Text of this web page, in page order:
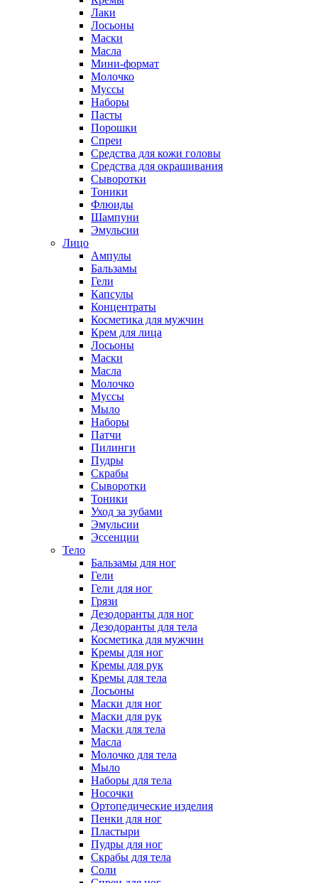
Лаки
Лосьоны
Маски
Масла
Мини-формат
Молочко
Муссы
Наборы
Пасты
Порошки
Спреи
Средства для кожи головы
Средства для окрашивания
Сыворотки
Тоники
Флюиды
Шампуни
Эмульсии
Лицо
Ампулы
Бальзамы
Гели
Капсулы
Концентраты
Косметика для мужчин
Крем для лица
Лосьоны
Маски
Масла
Молочко
Муссы
Мыло
Наборы
Патчи
Пилинги
Пудры
Скрабы
Сыворотки
Тоники
Уход за зубами
Эмульсии
Эссенции
Тело
Бальзамы для ног
Гели
Гели для ног
Грязи
Дезодоранты для ног
Дезодоранты для тела
Косметика для мужчин
Кремы для ног
Кремы для рук
Кремы для тела
Лосьоны
Маски для ног
Маски для рук
Маски для тела
Масла
Молочко для тела
Мыло
Наборы для тела
Носочки
Ортопедические изделия
Пенки для ног
Пластыри
Пудры для ног
Скрабы для тела
Соли